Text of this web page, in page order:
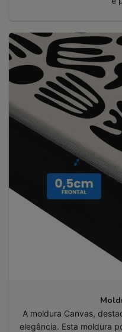
A moldura Canvas,
elegância. Esta moldura